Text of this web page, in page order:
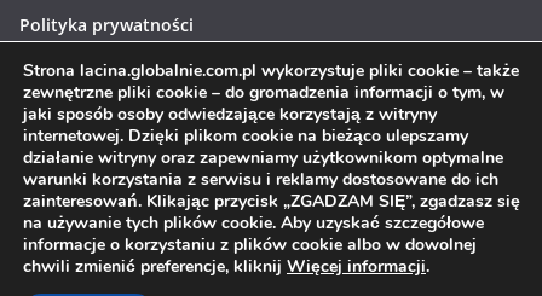
Polityka prywatności
Polityka cookies
Prawa autorskie © 2026Łacina globalnie. Wszystkie prawa
zastrzeżone.
Motyw:ColorMagstworzony przez ThemeGrill. Wspierane przez
Strona lacina.globalnie.com.pl wykorzystuje pliki cookie – także
zewnętrzne pliki cookie – do gromadzenia informacji o tym, w
jaki sposób osoby odwiedzające korzystają z witryny
internetowej. Dzięki plikom cookie na bieżąco ulepszamy
działanie witryny oraz zapewniamy użytkownikom optymalne
warunki korzystania z serwisu i reklamy dostosowane do ich
zainteresowań. Klikając przycisk „ZGADZAM SIĘ”, zgadzasz się
na używanie tych plików cookie. Aby uzyskać szczegółowe
informacje o korzystaniu z plików cookie albo w dowolnej
chwili zmienić preferencje, kliknij Więcej informacji.